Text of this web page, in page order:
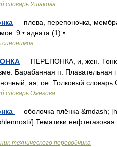
словарь Ушакова
— плева, перепоночка,
9 • адната (1) • …
синонимов
— ПЕРЕПОНКА, и, жен.
Барабанная п. Плавательная
ая, ое. Толковый
словарь Ожегова
— оболочка плёнка &mdash;
] Тематики
технического переводчика